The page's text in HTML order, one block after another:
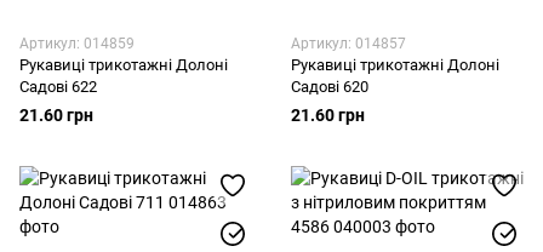
Артикул: 014859
Рукавиці трикотажні Долоні
Садові 622
21.60 грн
Артикул: 014857
Рукавиці трикотажні Долоні
Садові 620
21.60 грн